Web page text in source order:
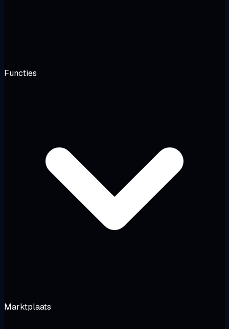
Functies
Marktplaats